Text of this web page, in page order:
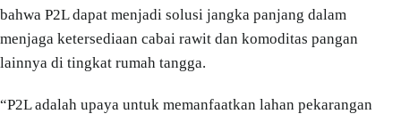
bahwa P2L dapat menjadi solusi jangka panjang dalam
menjaga ketersediaan cabai rawit dan komoditas pangan
lainnya di tingkat rumah tangga.
“P2L adalah upaya untuk memanfaatkan lahan pekarangan